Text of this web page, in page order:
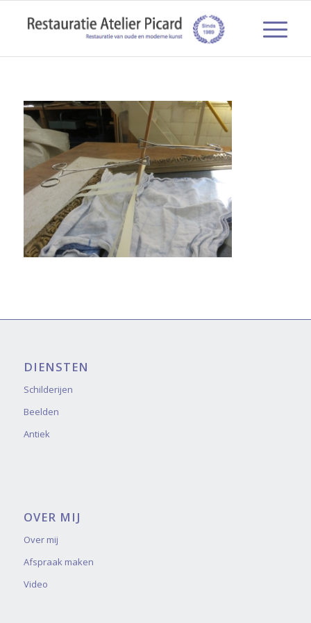
DIENSTEN
Schilderijen
Beelden
Antiek
OVER MIJ
Over mij
Afspraak maken
Video